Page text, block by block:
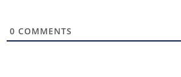
0 COMMENTS